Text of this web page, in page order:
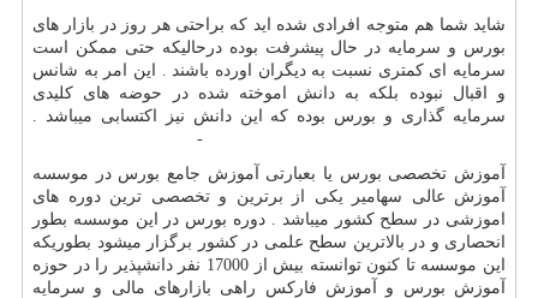
شاید شما هم متوجه افرادی شده اید که براحتی هر روز در بازار های
بورس و سرمایه در حال پیشرفت بوده درحالیکه حتی ممکن است
سرمایه ای کمتری نسبت به دیگران اورده باشند . این امر به شانس
و اقبال نبوده بلکه به دانش اموخته شده در حوضه های کلیدی
سرمایه گذاری و بورس بوده که این دانش نیز اکتسابی میباشد .
-
آموزش تخصصی بورس یا بعبارتی آموزش جامع بورس در موسسه
آموزش عالی سهامیر یکی از برترین و تخصصی ترین دوره های
اموزشی در سطح کشور میباشد . دوره بورس در این موسسه بطور
انحصاری و در بالاترین سطح علمی در کشور برگزار میشود بطوریکه
این موسسه تا کنون توانسته بیش از 17000 نفر دانشپذیر را در حوزه
آموزش بورس و آموزش فارکس راهی بازارهای مالی و سرمایه